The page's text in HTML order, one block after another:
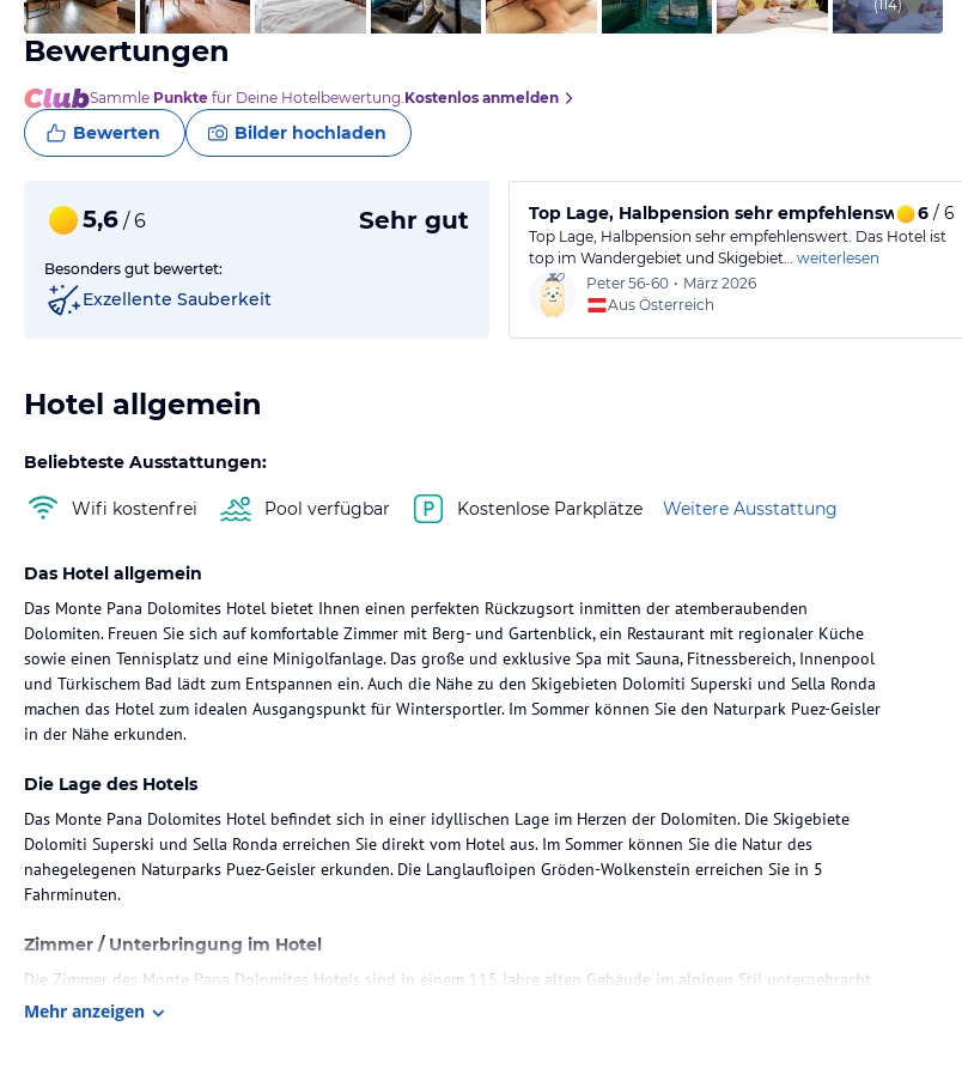
(114)
Bewertungen
Sammle Punkte für Deine Hotelbewertung.Kostenlos anmelden
Bewerten Bilder hochladen
5,6 / 6 Sehr gut
Besonders gut bewertet:
Exzellente Sauberkeit
Top Lage, Halbpension sehr empfehlenswert.
6/ 6
Top Lage, Halbpension sehr empfehlenswert. Das Hotel ist
top im Wandergebiet und Skigebiet… weiterlesen
Peter56-60 • März 2026
Aus Österreich
Hotel allgemein
Beliebteste Ausstattungen:
Wifi kostenfrei Pool verfügbar Kostenlose Parkplätze Weitere Ausstattung
Das Hotel allgemein
Das Monte Pana Dolomites Hotel bietet Ihnen einen perfekten Rückzugsort inmitten der atemberaubenden
Dolomiten. Freuen Sie sich auf komfortable Zimmer mit Berg- und Gartenblick, ein Restaurant mit regionaler Küche
sowie einen Tennisplatz und eine Minigolfanlage. Das große und exklusive Spa mit Sauna, Fitnessbereich, Innenpool
und Türkischem Bad lädt zum Entspannen ein. Auch die Nähe zu den Skigebieten Dolomiti Superski und Sella Ronda
machen das Hotel zum idealen Ausgangspunkt für Wintersportler. Im Sommer können Sie den Naturpark Puez-Geisler
in der Nähe erkunden.
Die Lage des Hotels
Das Monte Pana Dolomites Hotel befindet sich in einer idyllischen Lage im Herzen der Dolomiten. Die Skigebiete
Dolomiti Superski und Sella Ronda erreichen Sie direkt vom Hotel aus. Im Sommer können Sie die Natur des
nahegelegenen Naturparks Puez-Geisler erkunden. Die Langlaufloipen Gröden-Wolkenstein erreichen Sie in 5
Fahrminuten.
Zimmer / Unterbringung im Hotel
Die Zimmer des Monte Pana Dolomites Hotels sind in einem 115 Jahre alten Gebäude im alpinen Stil untergebracht
und bieten eine gemütliche Atmosphäre. Sie sind mit minimalistischen Holzmöbeln, Teppichböden und Sat-TV
Mehr anzeigen